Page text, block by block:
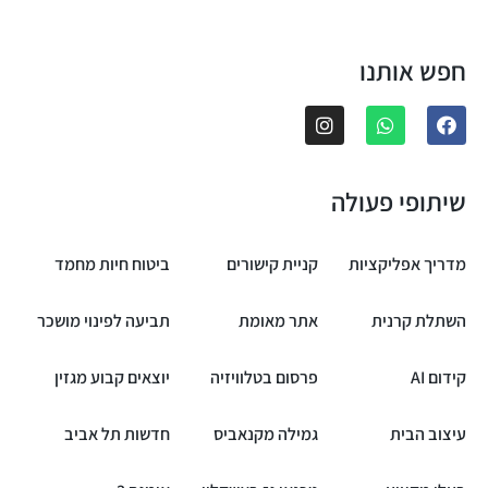
חפש אותנו
שיתופי פעולה
מדריך אפליקציות קניית קישורים ביטוח חיות מחמד
השתלת קרנית אתר מאומת תביעה לפינוי מושכר
קידום AI פרסום בטלוויזיה יוצאים קבוע מגזין
עיצוב הבית גמילה מקנאביס חדשות תל אביב